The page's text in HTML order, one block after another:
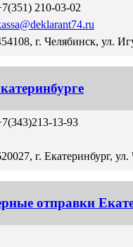
210-03-02
г. Челябинск, ул.
13-93
г. Екатеринбург,
отправки